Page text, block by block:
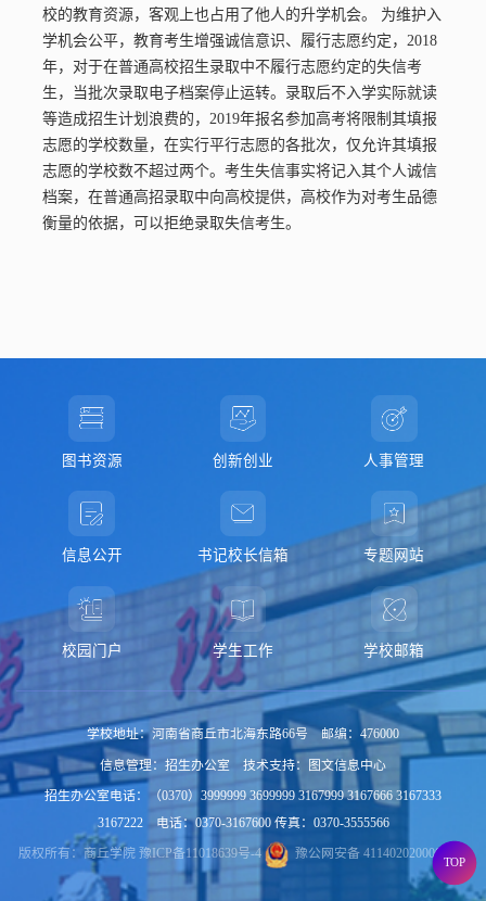
外国语学院 人文学院
经济管理学院
体育学院
计算机工程学院（AI学院）
艺术与传媒学院
机械与电气信息学院 风景园林与建筑学院
校的教育资源，客观上也占用了他人的升学机会。 为维护入
学机会公平，教育考生增强诚信意识、履行志愿约定，2018
年，对于在普通高校招生录取中不履行志愿约定的失信考
生，当批次录取电子档案停止运转。录取后不入学实际就读
等造成招生计划浪费的，2019年报名参加高考将限制其填报
志愿的学校数量，在实行平行志愿的各批次，仅允许其填报
志愿的学校数不超过两个。考生失信事实将记入其个人诚信
档案，在普通高招录取中向高校提供，高校作为对考生品德
衡量的依据，可以拒绝录取失信考生。
图书资源 创新创业 人事管理
信息公开 书记校长信箱 专题网站
校园门户 学生工作 学校邮箱
学校地址：河南省商丘市北海东路66号 邮编：476000
信息管理：招生办公室 技术支持：图文信息中心
招生办公室电话：（0370）3999999 3699999 3167999 3167666 3167333
3167222 电话：0370-3167600 传真：0370-3555566
版权所有：商丘学院 豫ICP备11018639号-4 豫公网安备 41140202000015号
TOP